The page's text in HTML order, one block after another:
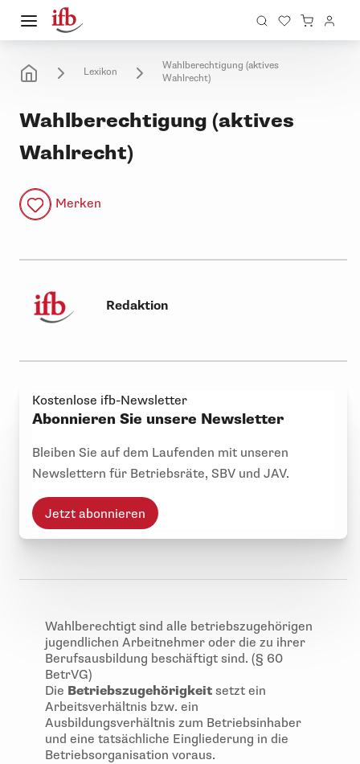
Lexikon
Wahlberechtigung (aktives
Wahlrecht)
Wahlberechtigung (aktives
Wahlrecht)
Merken
Redaktion
Kostenlose ifb-Newsletter
Abonnieren Sie unsere Newsletter
Bleiben Sie auf dem Laufenden mit unseren
Newslettern für Betriebsräte, SBV und JAV.
Jetzt abonnieren
Wahlberechtigt sind alle betriebszugehörigen
jugendlichen Arbeitnehmer oder die zu ihrer
Berufsausbildung beschäftigt sind. (§ 60
BetrVG)
Die Betriebszugehörigkeit setzt ein
Arbeitsverhältnis bzw. ein
Ausbildungsverhältnis zum Betriebsinhaber
und eine tatsächliche Eingliederung in die
Betriebsorganisation voraus.